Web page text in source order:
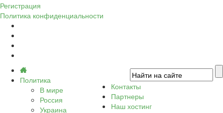
Регистрация
Политика конфиденциальности
Политика
В мире
Россия
Украина
Контакты
Партнеры
Наш хостинг